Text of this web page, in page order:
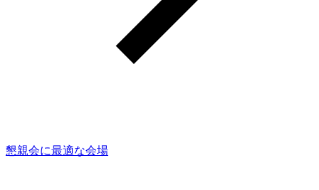
懇親会に最適な会場